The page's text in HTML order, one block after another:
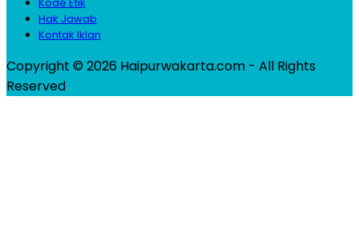
Hak Jawab
Kontak Iklan
Copyright © 2026 Haipurwakarta.com - All Rights
Reserved